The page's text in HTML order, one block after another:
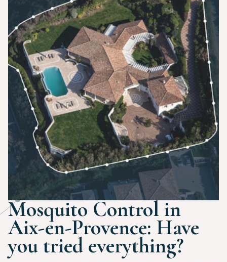
Mosquito Control in
Aix-en-Provence: Have
you tried everything?